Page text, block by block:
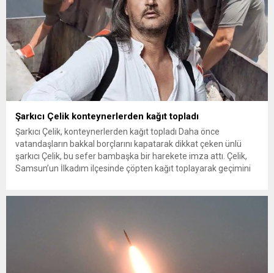
Şarkıcı Çelik konteynerlerden kağıt topladı
Şarkıcı Çelik, konteynerlerden kağıt topladı Daha önce
vatandaşların bakkal borçlarını kapatarak dikkat çeken ünlü
şarkıcı Çelik, bu sefer bambaşka bir harekete imza attı. Çelik,
Samsun’un İlkadım ilçesinde çöpten kağıt toplayarak geçimini